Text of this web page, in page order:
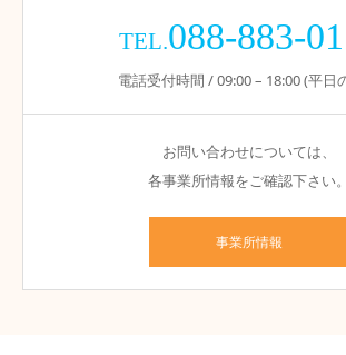
TEL.088-883-
電話受付時間 / 09:00 – 18:00 (平日
お問い合わせについては、
各事業所情報をご確認下さい。
事業所情報